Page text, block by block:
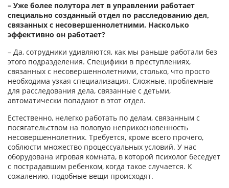
– Уже более полутора лет в управлении работает
специально созданный отдел по расследованию дел,
связанных с несовершеннолетними. Насколько
эффективно он работает?
– Да, сотрудники удивляются, как мы раньше работали без
этого подразделения. Специфики в преступлениях,
связанных с несовершеннолетними, столько, что просто
необходима узкая специализация. Сложные, проблемные
для расследования дела, связанные с детьми,
автоматически попадают в этот отдел.
Естественно, нелегко работать по делам, связанным с
посягательством на половую неприкосновенность
несовершеннолетних. Требуется, кроме всего прочего,
соблюсти множество процессуальных условий. У нас
оборудована игровая комната, в которой психолог беседует
с пострадавшим ребенком, когда такое случается. К
сожалению, подобные вещи происходят.